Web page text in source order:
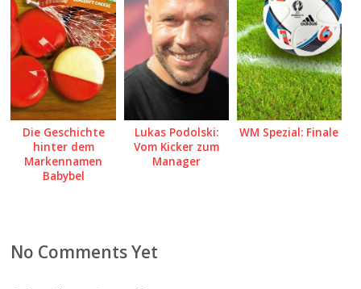
Die Geschichte
hinter dem
Markennamen
Babybel
Lukas Podolski:
Vom Kicker zum
Manager
WM Spezial: Finale
No Comments Yet